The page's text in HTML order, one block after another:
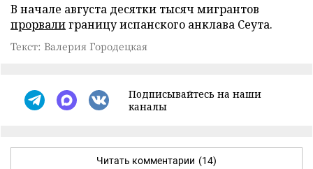
В начале августа десятки тысяч мигрантов
прорвалиграницу испанского анклава Сеута.
Текст: Валерия Городецкая
Подписывайтесь на наши
каналы
Читать комментарии (14)